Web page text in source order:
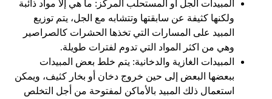
المبيدات الجل أو المستحلب المركز: ما هي إلا مواد ذائبة
ولكنها كثيفة عن سابقتها وتتشابه مع الجل، يتم توزيع
المبيد على المسارات التي تخذها الحشرات كالصراصير
وهي من اكثر المواد التي تدوم لفترات طويلة.
المبيدات الغازية والدخانية: يتم خلط بعض المبيدات
ببعضها البعض إلى حين خروج دخان أو بخار كثيف، ويمكن
استعمال ذلك المبيد بالأماكن لمفتوحة من أجل التخلص